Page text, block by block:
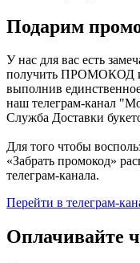
Подарим
У нас для вас есть
получить ПРОМОКОД и
выполнив
наш телеграм-канал
Служба Доставки
Для того чтобы
«Забрать промокод»
телеграм-канала.
Перейти в телеграм-
Оплачивайте